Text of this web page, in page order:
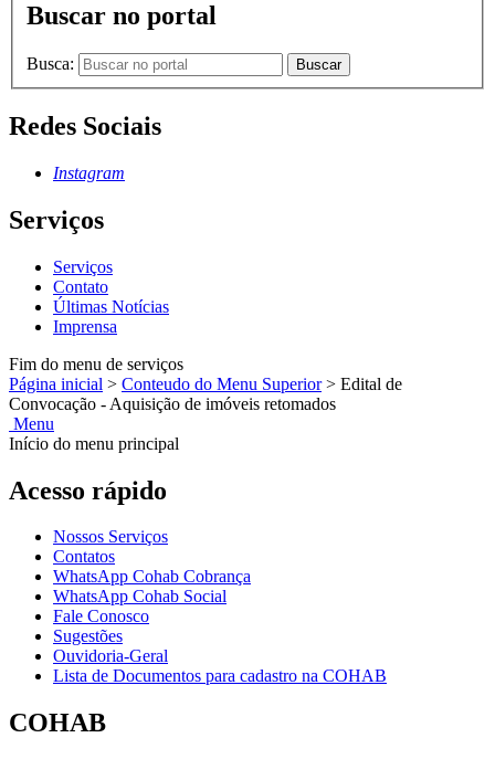
Buscar no portal
Busca: Buscar
Redes Sociais
Instagram
Serviços
Serviços
Contato
Últimas Notícias
Imprensa
Fim do menu de serviços
Página inicial > Conteudo do Menu Superior > Edital de
Convocação - Aquisição de imóveis retomados
Menu
Início do menu principal
Acesso rápido
Nossos Serviços
Contatos
WhatsApp Cohab Cobrança
WhatsApp Cohab Social
Fale Conosco
Sugestões
Ouvidoria-Geral
Lista de Documentos para cadastro na COHAB
COHAB